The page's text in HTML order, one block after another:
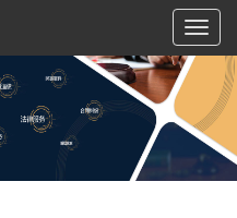
切
换
航